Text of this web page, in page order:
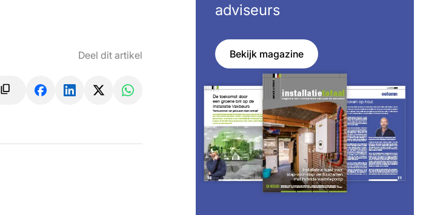
Deel dit artikel
adviseurs
Bekijk magazine